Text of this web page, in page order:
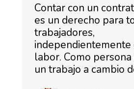
Contar con un
es un derecho para
trabajadores,
independientemente
labor. Como
un trabajo a cambio